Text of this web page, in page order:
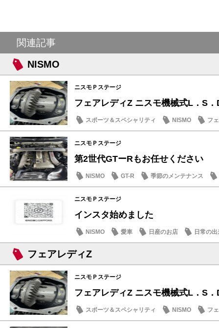
関連記事
NISMO
ニスモＰステージ
フェアレディZ ニスモ機械式L．S．
スポーツ＆スペシャリティ NISMO
フ
季節のメンテナンス
ニスモＰステージ
第2世代GTーRもお任せください
NISMO GT-R 季節のメンテナンス
ニスモＰステージ
インスタ始めました
NISMO 愛車 日産のお店 日常の
フェアレディZ
ニスモＰステージ
フェアレディZ ニスモ機械式L．S．
スポーツ＆スペシャリティ NISMO
フ
季節のメンテナンス